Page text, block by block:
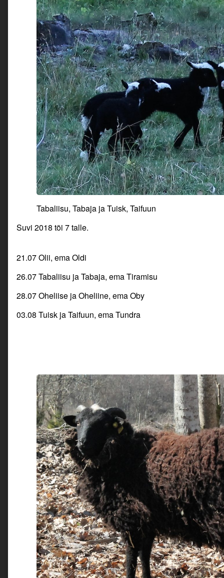
Tabaliisu, Tabaja ja Tuisk, Taifuun
Suvi 2018 tõi 7 talle.
21.07 Olii, ema Oldi
26.07 Tabaliisu ja Tabaja, ema Tiramisu
28.07 Oheliise ja Oheliine, ema Oby
03.08 Tuisk ja Taifuun, ema Tundra